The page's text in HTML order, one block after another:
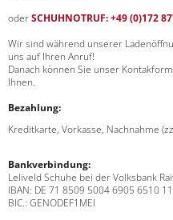
oderSCHUHNOTRUF: +49 (0)172
Wir sind während unserer
uns auf Ihren Anruf!
Danach können Sie unser
Ihnen.
Bezahlung:
Kreditkarte, Vorkasse, Nachnahme
Bankverbindung:
Leliveld Schuhe bei der Volksbank
IBAN: DE 71 8509 5004 6905 6510 11
BIC.: GENODEF1MEI